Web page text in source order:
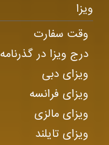
ویزا
وقت سفارت
درج ویزا در گذرنامه
ویزای دبی
ویزای فرانسه
ویزای مالزی
ویزای تایلند